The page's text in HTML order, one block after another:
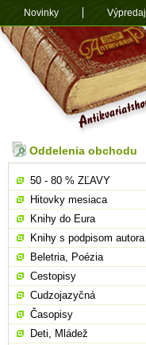
Oddelenia obchodu
50 - 80 % ZĽAVY
Hitovky mesiaca
Knihy do Eura
Knihy s podpisom autora
Beletria, Poézia
Cestopisy
Cudzojazyčná
Časopisy
Deti, Mládež
Novinky Výpredaj